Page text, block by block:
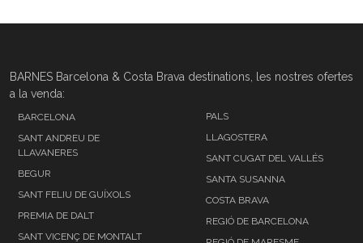
BARNES Barcelona & Costa Brava destinations, les nostres ofertes
a la venda:
BARCELONA
SANT ANDREU DE
LLAVANERES
BEGUR
SANT FELIU DE GUÍXOLS
PREMIA DE DALT
SANT VICENÇ DE MONTALT
PALS
LLAGOSTERA
SANT CUGAT DEL VALLÉS
SANTA SUSANNA
COSTA BRAVA
REGIÓ DE BARCELONA